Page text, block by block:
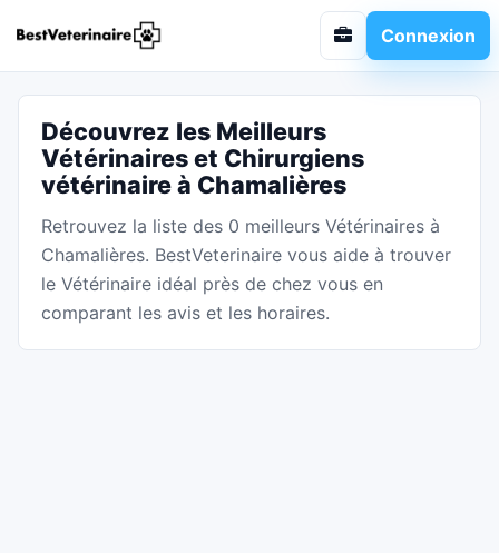
Connexion
Découvrez les Meilleurs
Vétérinaires et Chirurgiens
vétérinaire à Chamalières
Retrouvez la liste des 0 meilleurs Vétérinaires à
Chamalières. BestVeterinaire vous aide à trouver
le Vétérinaire idéal près de chez vous en
comparant les avis et les horaires.